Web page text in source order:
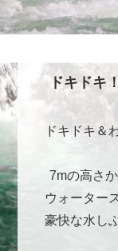
ドキドキ
ドキドキ＆
7mの高さ
ウォーター
豪快な水し